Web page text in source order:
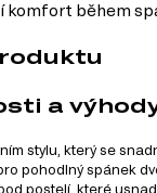
komfort během
a
stylu, který se
pohodlný spánek
postelí, které